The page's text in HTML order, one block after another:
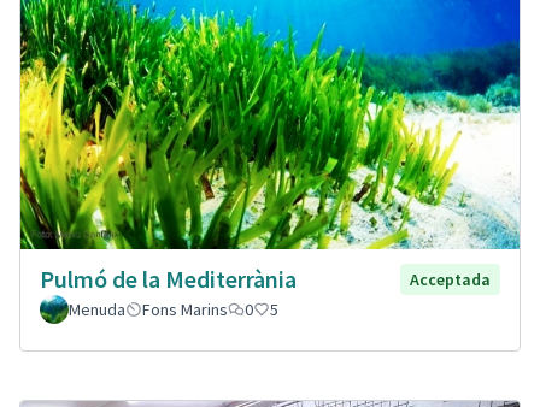
Pulmó de la Mediterrània
Acceptada
Menuda
Fons Marins 0 5